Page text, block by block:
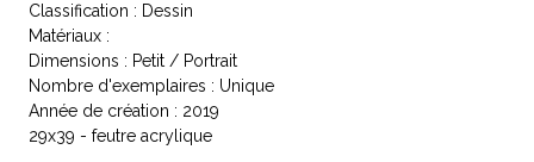
Classification : Dessin
Matériaux :
Dimensions : Petit / Portrait
Nombre d'exemplaires : Unique
Année de création : 2019
29x39 - feutre acrylique